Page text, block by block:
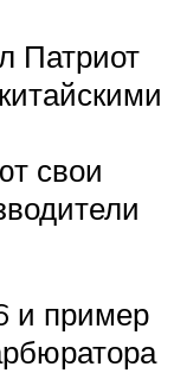
Патриот
свои
и пример